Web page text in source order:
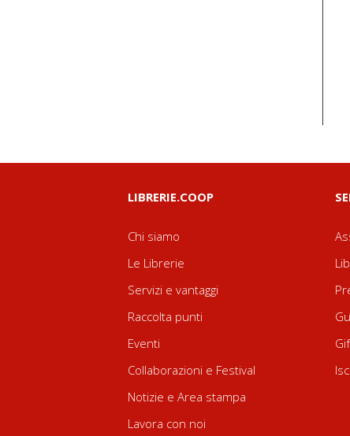
LIBRERIE.COOP
Chi siamo
Le Librerie
Servizi e vantaggi
Raccolta punti
Eventi
Collaborazioni e Festival
Notizie e Area stampa
Lavora con noi